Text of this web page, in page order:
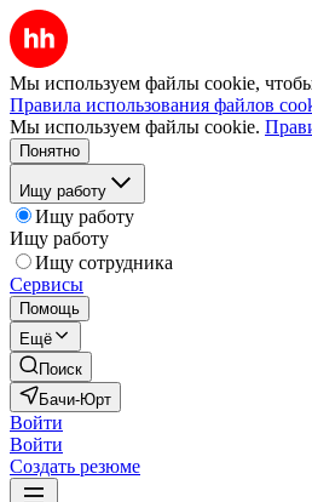
Мы используем файлы cookie, чтобы
Правила использования файлов
Мы используем файлы cookie.
Понятно
Ищу работу
Ищу работу
Ищу работу
Ищу сотрудника
Сервисы
Помощь
Ещё
Поиск
Бачи-Юрт
Войти
Войти
Создать резюме